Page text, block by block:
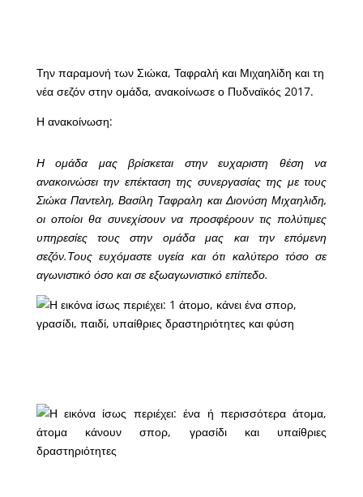
Την παραμονή των Σιώκα, Ταφραλή και Μιχαηλίδη και τη
νέα σεζόν στην ομάδα, ανακοίνωσε ο Πυδναϊκός 2017.
Η ανακοίνωση:
Η ομάδα μας βρίσκεται στην ευχαριστη θέση να
ανακοινώσει την επέκταση της συνεργασίας της με τους
Σιώκα Παντελη, Βασίλη Ταφραλη και Διονύση Μιχαηλιδη,
οι οποίοι θα συνεχίσουν να προσφέρουν τις πολύτιμες
υπηρεσίες τους στην ομάδα μας και την επόμενη
σεζόν.Τους ευχόμαστε υγεία και ότι καλύτερο τόσο σε
αγωνιστικό όσο και σε εξωαγωνιστικό επίπεδο.